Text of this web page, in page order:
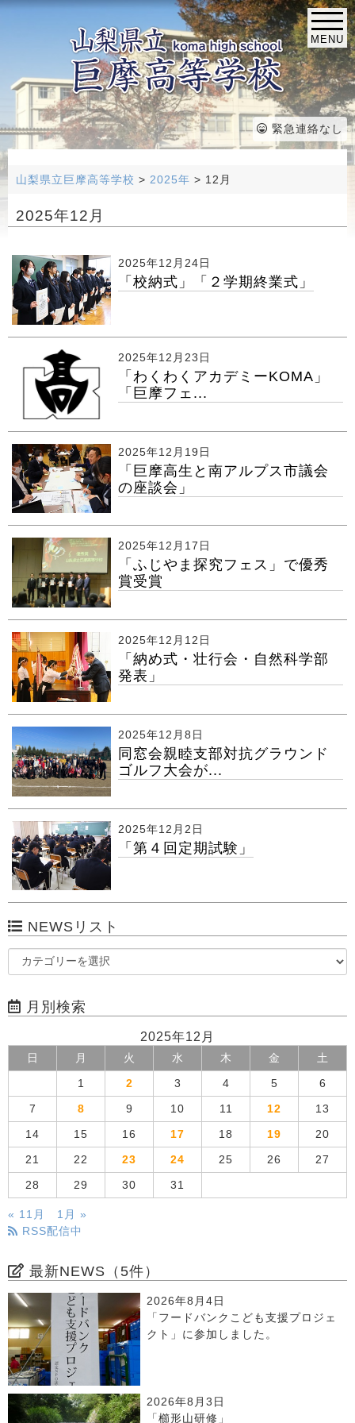
MENU
緊急連絡なし
山梨県立巨摩高等学校 > 2025年 > 12月
2025年12月
2025年12月24日
「校納式」「２学期終業式」
2025年12月23日
「わくわくアカデミーKOMA」
「巨摩フェ...
2025年12月19日
「巨摩高生と南アルプス市議会
の座談会」
2025年12月17日
「ふじやま探究フェス」で優秀
賞受賞
2025年12月12日
「納め式・壮行会・自然科学部
発表」
2025年12月8日
同窓会親睦支部対抗グラウンド
ゴルフ大会が...
2025年12月2日
「第４回定期試験」
NEWSリスト
月別検索
2025年12月
日 月 火 水 木 金 土
1 2 3 4 5 6
7 8 9 10 11 12 13
14 15 16 17 18 19 20
21 22 23 24 25 26 27
28 29 30 31
« 11月
1月 »
RSS配信中
最新NEWS（5件）
2026年8月4日
「フードバンクこども支援プロジェ
クト」に参加しました。
2026年8月3日
「櫛形山研修」